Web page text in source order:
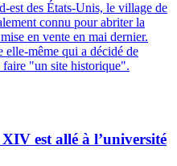
est des États-Unis, le village de
connu pour abriter la
en vente en mai dernier.
elle-même qui a décidé de
faire "un site historique".
est allé à l’université